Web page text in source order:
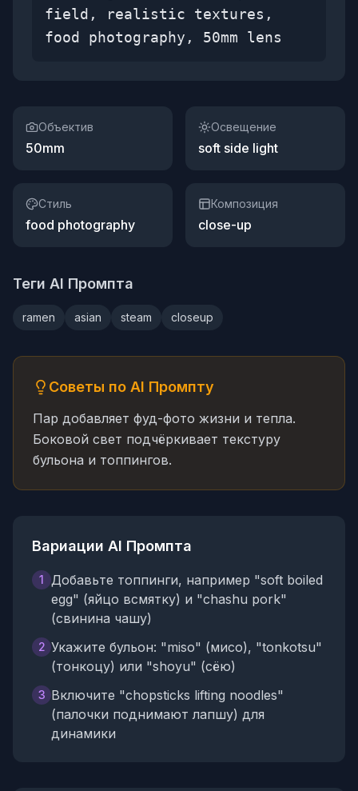
field, realistic textures,
food photography, 50mm lens
Объектив
50mm
Освещение
soft side light
Стиль
food photography
Композиция
close-up
Теги AI Промпта
ramen asian steam closeup
Советы по AI Промпту
Пар добавляет фуд-фото жизни и тепла.
Боковой свет подчёркивает текстуру
бульона и топпингов.
Вариации AI Промпта
1 Добавьте топпинги, например "soft boiled
egg" (яйцо всмятку) и "chashu pork"
(свинина чашу)
2 Укажите бульон: "miso" (мисо), "tonkotsu"
(тонкоцу) или "shoyu" (сёю)
3 Включите "chopsticks lifting noodles"
(палочки поднимают лапшу) для
динамики